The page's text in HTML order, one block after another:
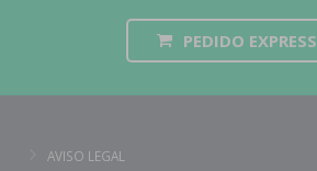
PEDIDO EXPRESS
AVISO LEGAL